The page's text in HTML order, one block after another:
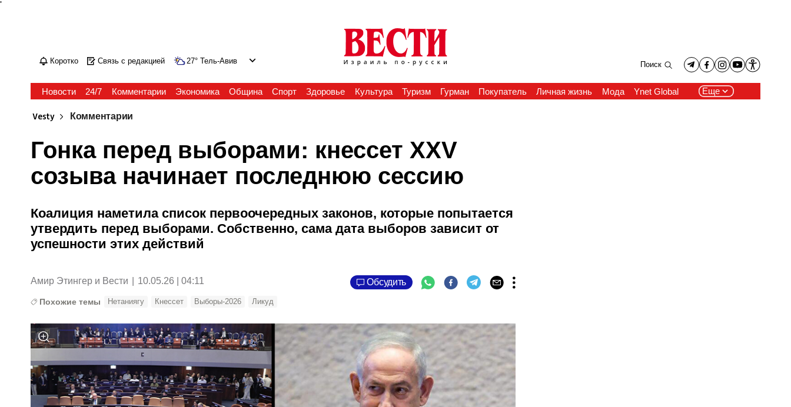
'
Коротко Связь с редакцией 27° Тель-Авив Поиск
Новости 24/7 Комментарии Экономика Община Спорт Здоровье Культура Туризм Гурман Покупатель Личная жизнь Мода Ynet Global Еще
Vesty Комментарии
Гонка перед выборами: кнессет XXV
созыва начинает последнюю сессию
Коалиция наметила список первоочередных законов, которые попытается
утвердить перед выборами. Собственно, сама дата выборов зависит от
успешности этих действий
Амир Этингер и Вести 10.05.26 | 04:11 Обсудить
Похожие темы Нетаниягу Кнессет Выборы-2026 Ликуд